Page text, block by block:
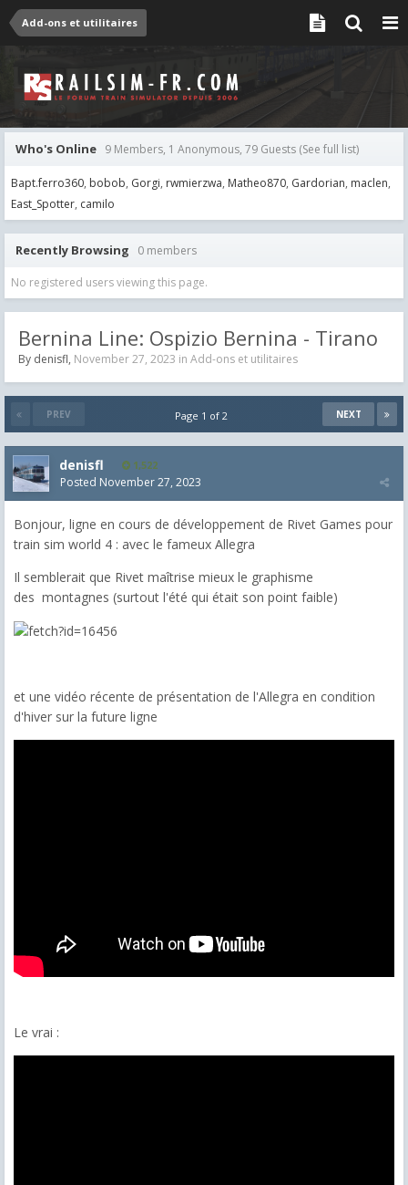
Add-ons et utilitaires
Who's Online 9 Members, 1 Anonymous, 79 Guests (See full list)
Bapt.ferro360 bobob Gorgi rwmierzwa Matheo870 Gardorian maclen
East_Spotter camilo
Recently Browsing 0 members
No registered users viewing this page.
Bernina Line: Ospizio Bernina - Tirano
By denisfl, November 27, 2023 in Add-ons et utilitaires
PREV NEXT
Page 1 of 2
denisfl 1,522
Posted November 27, 2023
Bonjour, ligne en cours de développement de Rivet Games pour
train sim world 4 : avec le fameux Allegra
Il semblerait que Rivet maîtrise mieux le graphisme
des montagnes (surtout l'été qui était son point faible)
et une vidéo récente de présentation de l'Allegra en condition
d'hiver sur la future ligne
Le vrai :